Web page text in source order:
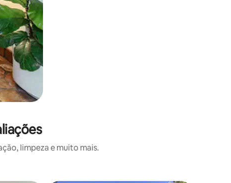
limpeza e muito mais.